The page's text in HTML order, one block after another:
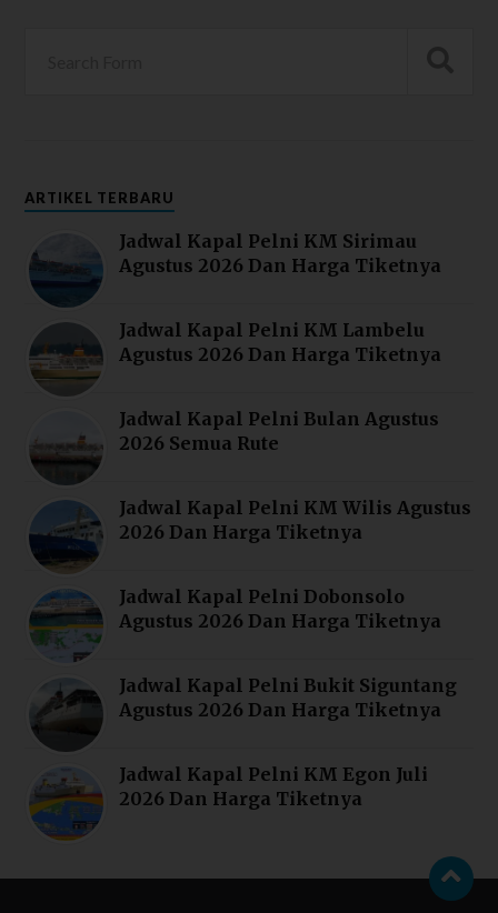
ARTIKEL TERBARU
Jadwal Kapal Pelni KM Sirimau
Agustus 2026 Dan Harga Tiketnya
Jadwal Kapal Pelni KM Lambelu
Agustus 2026 Dan Harga Tiketnya
Jadwal Kapal Pelni Bulan Agustus
2026 Semua Rute
Jadwal Kapal Pelni KM Wilis Agustus
2026 Dan Harga Tiketnya
Jadwal Kapal Pelni Dobonsolo
Agustus 2026 Dan Harga Tiketnya
Jadwal Kapal Pelni Bukit Siguntang
Agustus 2026 Dan Harga Tiketnya
Jadwal Kapal Pelni KM Egon Juli
2026 Dan Harga Tiketnya